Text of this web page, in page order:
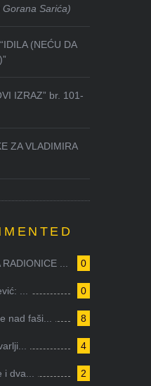
Gorana Sarića)
(NEĆU DA
IZRAZ” br. 101-
ZA VLADIMIRA
0
...
0
...
8
nad faši...
4
2
dva...